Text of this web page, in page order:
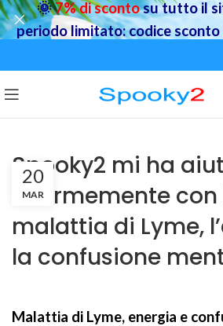
Spooky2 mi ha
enormemente con
malattia di Lyme,
la confusione
20
MAR
Malattia di Lyme, energia e
🌞7% di scontosu tutto il
periodo limitato: codice sconto